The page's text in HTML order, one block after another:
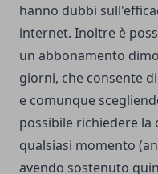
hanno dubbi
internet. Inoltre è
un abbonamento
giorni, che consente
e comunque
possibile richiedere la
qualsiasi momento
avendo sostenuto